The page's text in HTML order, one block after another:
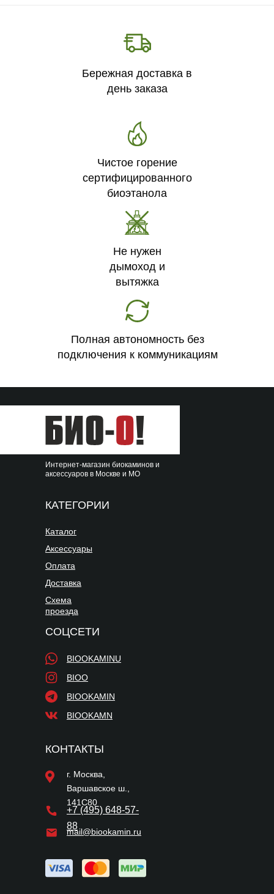
Бережная доставка в
день заказа
Чистое горение
сертифицированного
биоэтанола
Не нужен
дымоход и
вытяжка
Полная автономность без
подключения к коммуникациям
КОНТАКТЫ
+7 (495) 648-57-
88
г. Москва,
Варшавское ш.,
141С80
mail@biookamin.ru
КАТЕГОРИИ
Аксессуары
Каталог
Оплата
Доставка
Схема
проезда
СОЦСЕТИ
BIOO
BIOOKAMINU
Интернет-магазин биокаминов и
аксессуаров в Москве и МО
BIOOKAMIN
BIOOKAMN